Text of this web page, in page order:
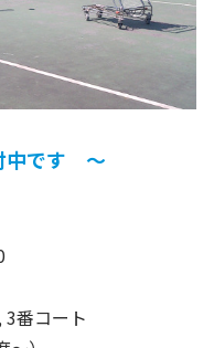
中です ～
コート